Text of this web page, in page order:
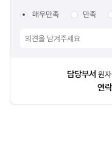
시간
말하면,
매우만족 만족
담당부서 원
연